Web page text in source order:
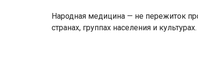
Народная медицина — не пережиток
странах, группах населения и культурах.